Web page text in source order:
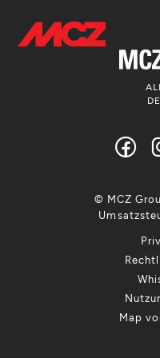
Map
© MCZ